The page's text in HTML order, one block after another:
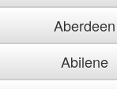
Aberdeen
Abilene